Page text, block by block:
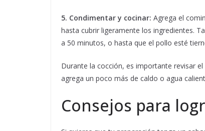
5. Condimentar y cocinar: Agrega el
hasta cubrir ligeramente los ingredientes.
a 50 minutos, o hasta que el pollo esté
Durante la cocción, es importante revisar
agrega un poco más de caldo o agua
Consejos para